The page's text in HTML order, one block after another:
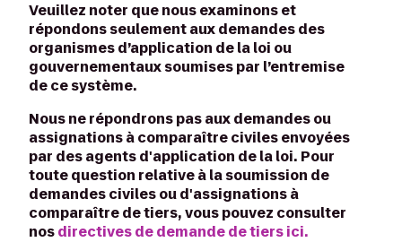
Veuillez noter que nous examinons et
répondons seulement aux demandes des
organismes d’application de la loi ou
gouvernementaux soumises par l’entremise
de ce système.
Nous ne répondrons pas aux demandes ou
assignations à comparaître civiles envoyées
par des agents d'application de la loi. Pour
toute question relative à la soumission de
demandes civiles ou d'assignations à
comparaître de tiers, vous pouvez consulter
nosdirectives de demande de tiers ici.